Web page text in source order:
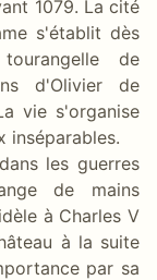
1079. La cité
s'établit dès
de
d'Olivier de
vie s'organise
inséparables.
les guerres
de mains
à Charles V
à la suite
par sa